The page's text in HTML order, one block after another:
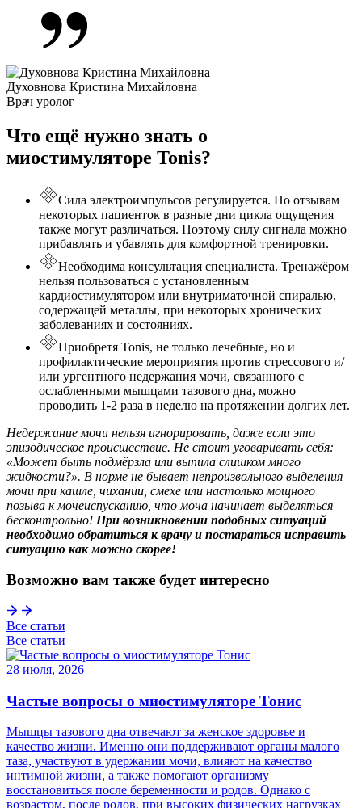
Духовнова Кристина Михайловна
Врач уролог
Что ещё нужно знать о
миостимуляторе Tonis?
Сила электроимпульсов регулируется. По отзывам
некоторых пациенток в разные дни цикла ощущения
также могут различаться. Поэтому силу сигнала можно
прибавлять и убавлять для комфортной тренировки.
Необходима консультация специалиста. Тренажёром
нельзя пользоваться с установленным
кардиостимулятором или внутриматочной спиралью,
содержащей металлы, при некоторых хронических
заболеваниях и состояниях.
Приобретя Tonis, не только лечебные, но и
профилактические мероприятия против стрессового и/
или ургентного недержания мочи, связанного с
ослабленными мышцами тазового дна, можно
проводить 1-2 раза в неделю на протяжении долгих лет.
Недержание мочи нельзя игнорировать, даже если это
эпизодическое происшествие. Не стоит уговаривать себя:
«Может быть подмёрзла или выпила слишком много
жидкости?». В норме не бывает непроизвольного выделения
мочи при кашле, чихании, смехе или настолько мощного
позыва к мочеиспусканию, что моча начинает выделяться
бесконтрольно! При возникновении подобных ситуаций
необходимо обратиться к врачу и постараться исправить
ситуацию как можно скорее!
Возможно вам также будет интересно
Все статьи
Все статьи
28 июля, 2026
Частые вопросы о миостимуляторе Тонис
Мышцы тазового дна отвечают за женское здоровье и
качество жизни. Именно они поддерживают органы малого
таза, участвуют в удержании мочи, влияют на качество
интимной жизни, а также помогают организму
восстановиться после беременности и родов. Однако с
возрастом, после родов, при высоких физических нагрузках